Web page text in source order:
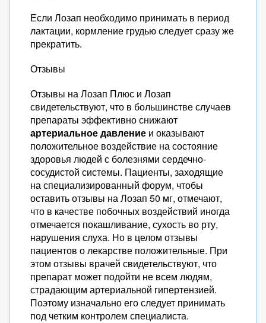
Если Лозап необходимо принимать в период
лактации, кормление грудью следует сразу же
прекратить.
Отзывы
Отзывы на Лозап Плюс и Лозап
свидетельствуют, что в большинстве случаев
препараты эффективно снижают
артериальное давление и оказывают
положительное воздействие на состояние
здоровья людей с болезнями сердечно-
сосудистой системы. Пациенты, заходящие
на специализированный форум, чтобы
оставить отзывы на Лозап 50 мг, отмечают,
что в качестве побочных воздействий иногда
отмечается покашливание, сухость во рту,
нарушения слуха. Но в целом отзывы
пациентов о лекарстве положительные. При
этом отзывы врачей свидетельствуют, что
препарат может подойти не всем людям,
страдающим артериальной гипертензией.
Поэтому изначально его следует принимать
под четким контролем специалиста.